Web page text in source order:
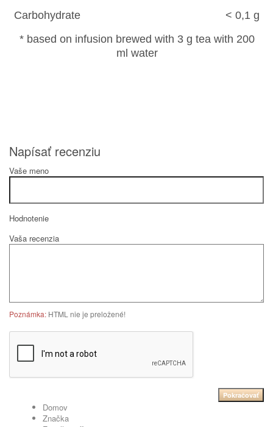
Carbohydrate
< 0,1 g
* based on infusion brewed with 3 g tea with 200
ml water
Napísať recenziu
Vaše meno
Hodnotenie
Vaša recenzia
Poznámka: HTML nie je preložené!
Pokračovať
Domov
Značka